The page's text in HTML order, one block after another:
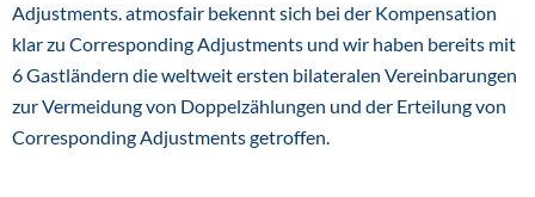
Adjustments. atmosfair bekennt sich bei der Kompensation
klar zu Corresponding Adjustments und wir haben bereits mit
6 Gastländern die weltweit ersten bilateralen Vereinbarungen
zur Vermeidung von Doppelzählungen und der Erteilung von
Corresponding Adjustments getroffen.